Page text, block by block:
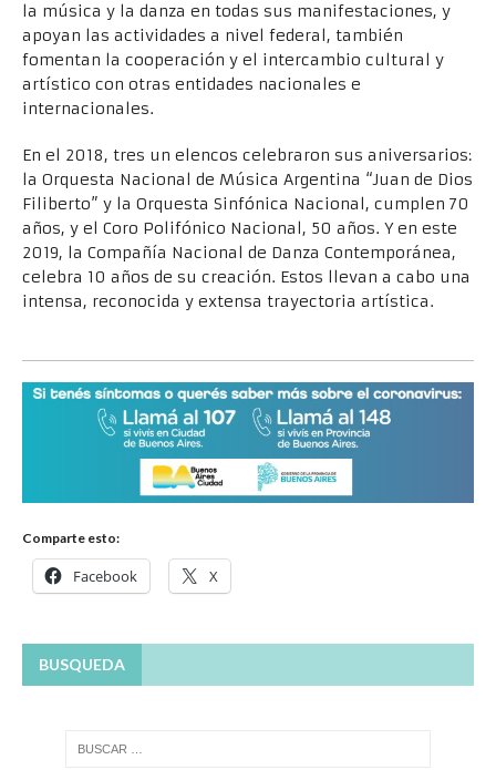
la música y la danza en todas sus manifestaciones, y
apoyan las actividades a nivel federal, también
fomentan la cooperación y el intercambio cultural y
artístico con otras entidades nacionales e
internacionales.
En el 2018, tres un elencos celebraron sus aniversarios:
la Orquesta Nacional de Música Argentina “Juan de Dios
Filiberto” y la Orquesta Sinfónica Nacional, cumplen 70
años, y el Coro Polifónico Nacional, 50 años. Y en este
2019, la Compañía Nacional de Danza Contemporánea,
celebra 10 años de su creación. Estos llevan a cabo una
intensa, reconocida y extensa trayectoria artística.
Comparte esto:
Facebook X
BUSQUEDA